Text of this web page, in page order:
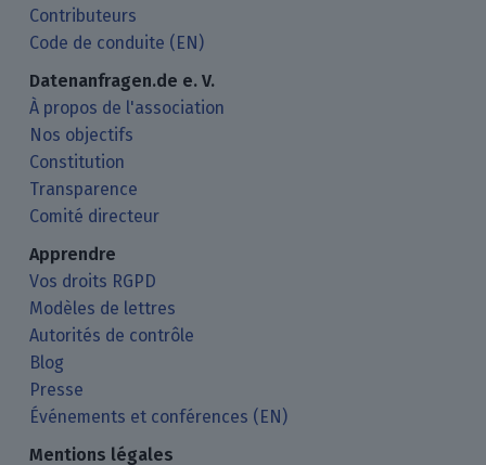
Contributeurs
Code de conduite (EN)
Datenanfragen.de e. V.
À propos de l'association
Nos objectifs
Constitution
Transparence
Comité directeur
Apprendre
Vos droits RGPD
Modèles de lettres
Autorités de contrôle
Blog
Presse
Événements et conférences (EN)
Mentions légales